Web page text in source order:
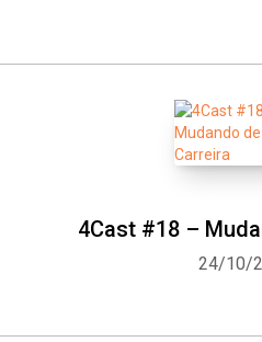
4Cast #18 –
24/10/